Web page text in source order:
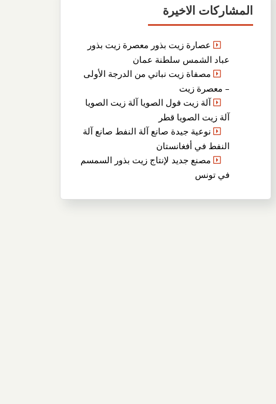
المشاركات الاخيرة
عصارة زيت بذور معصرة زيت بذور
عباد الشمس سلطنة عمان
مصفاة زيت نباتي من الدرجة الأولى
– معصرة زيت
آلة زيت فول الصويا آلة زيت الصويا
آلة زيت الصويا قطر
نوعية جيدة صانع آلة النفط صانع آلة
النفط في أفغانستان
مصنع جديد لإنتاج زيت بذور السمسم
في تونس